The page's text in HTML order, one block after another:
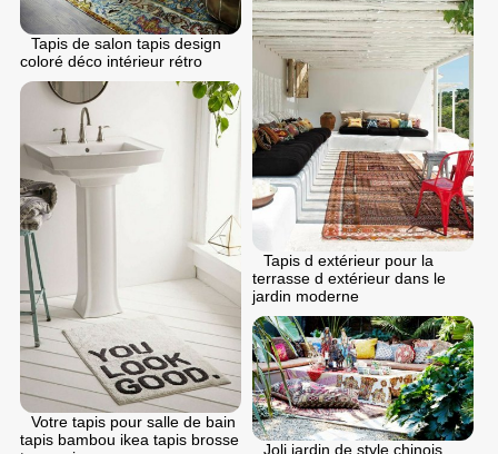
Tapis de salon tapis design
coloré déco intérieur rétro
Tapis d extérieur pour la
terrasse d extérieur dans le
jardin moderne
Votre tapis pour salle de bain
tapis bambou ikea tapis brosse
Joli jardin de style chinois